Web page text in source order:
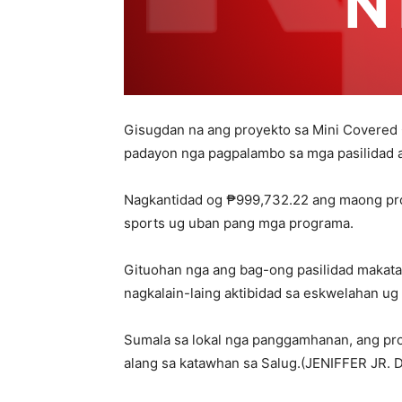
Gisugdan na ang proyekto sa Mini
padayon nga pagpalambo sa mga
Nagkantidad og ₱999,732.22 ang maong
sports ug uban pang mga programa.
Gituohan nga ang bag-ong pasilidad
nagkalain-laing aktibidad sa eskwelahan
Sumala sa lokal nga panggamhanan, ang
alang sa katawhan sa Salug.(JENIFFER JR.